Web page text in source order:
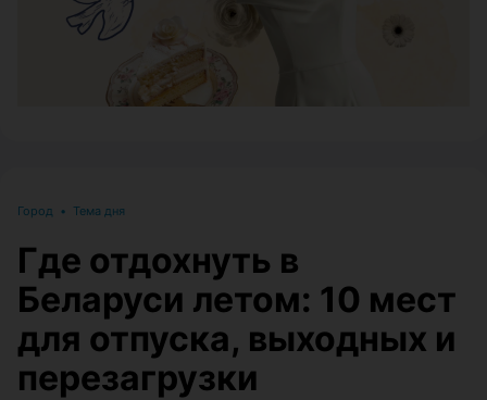
Город • Тема дня
Где отдохнуть в
Беларуси летом: 10 мест
для отпуска, выходных и
перезагрузки